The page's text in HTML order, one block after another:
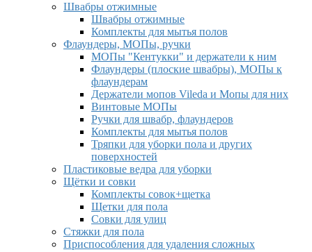
Швабры отжимные
Швабры отжимные
Комплекты для мытья полов
Флаундеры, МОПы, ручки
МОПы "Кентукки" и держатели к ним
Флаундеры (плоские швабры), МОПы к
флаундерам
Держатели мопов Vileda и Мопы для них
Винтовые МОПы
Ручки для швабр, флаундеров
Комплекты для мытья полов
Тряпки для уборки пола и других
поверхностей
Пластиковые ведра для уборки
Щётки и совки
Комплекты совок+щетка
Щетки для пола
Совки для улиц
Стяжки для пола
Приспособления для удаления сложных